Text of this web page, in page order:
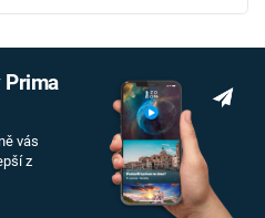
Prima
vás
z